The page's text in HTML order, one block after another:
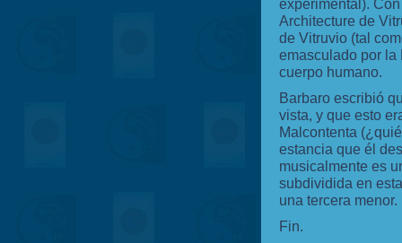
experimental).
Architecture de
de Vitruvio (tal
emasculado por
cuerpo humano.
Barbaro escribió
vista, y que esto
Malcontenta
estancia que él
musicalmente es
subdividida en
una tercera
Fin.